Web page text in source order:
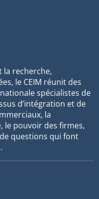
la recherche,
le CEIM réunit des
spécialistes de
d’intégration et de
la
le pouvoir des firmes,
questions qui font